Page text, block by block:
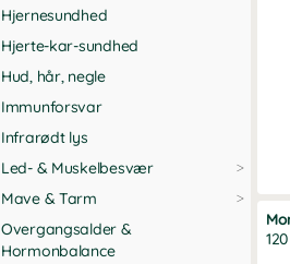
Hjernesundhed
Hjerte-kar-sundhed
Hud, hår, negle
Immunforsvar
Infrarødt lys
Led- & Muskelbesvær
Mave & Tarm
Overgangsalder &
Hormonbalance
på
af